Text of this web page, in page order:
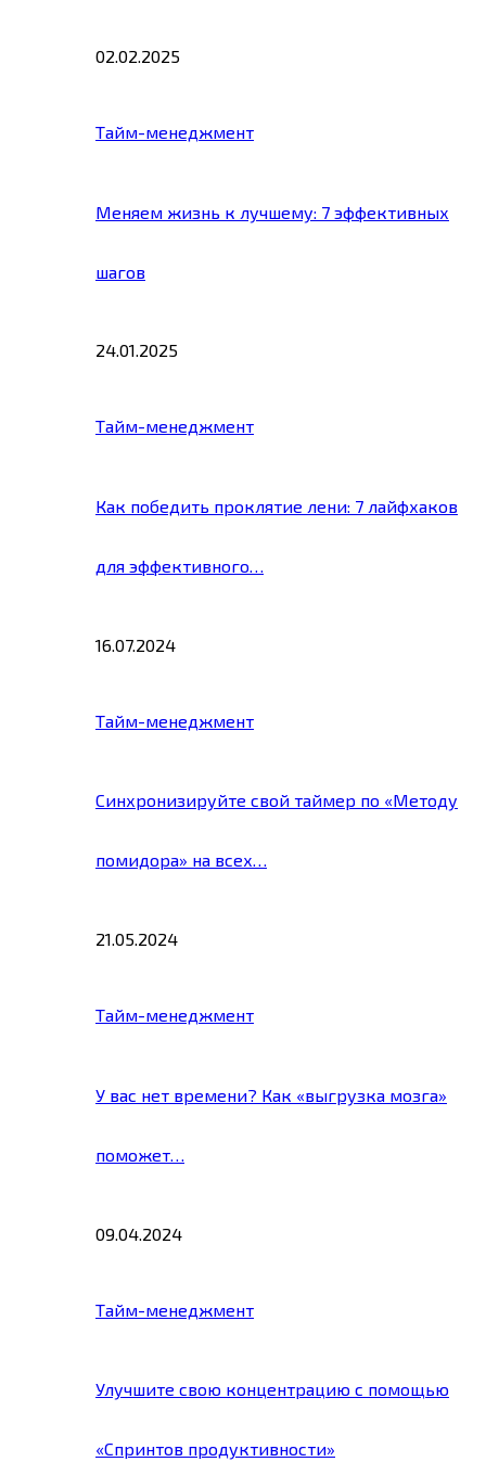
02.02.2025
Тайм-менеджмент
Меняем жизнь к лучшему: 7 эффективных
шагов
24.01.2025
Тайм-менеджмент
Как победить проклятие лени: 7 лайфхаков
для эффективного…
16.07.2024
Тайм-менеджмент
Синхронизируйте свой таймер по «Методу
помидора» на всех…
21.05.2024
Тайм-менеджмент
У вас нет времени? Как «выгрузка мозга»
поможет…
09.04.2024
Тайм-менеджмент
Улучшите свою концентрацию с помощью
«Спринтов продуктивности»